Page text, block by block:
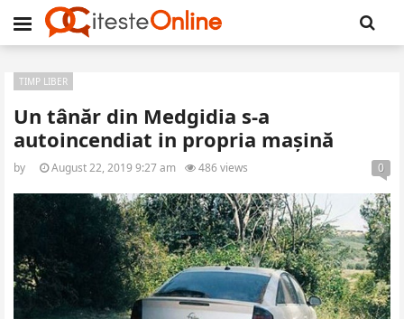
Un tânăr din Medgidia s-a
autoincendiat in propria mașină
TIMP LIBER
by August 22, 2019 9:27 am 486 views 0